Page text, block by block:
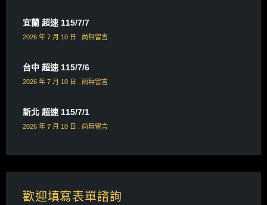
宜蘭 超速 115/7/7
2026 年 7 月 10 日 尚無留言
台中 超速 115/7/6
2026 年 7 月 10 日 尚無留言
新北 超速 115/7/1
2026 年 7 月 10 日 尚無留言
歡迎填寫表單諮詢